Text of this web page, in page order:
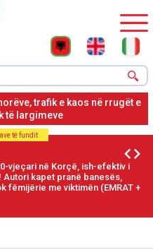
pas thirrjes për evakuim për
nga zjarri
të fundit
vjeçari në Korçë, ish-efektiv i
Autori kapet pranë banesës,
fëmijërie me viktimën (EMRAT +